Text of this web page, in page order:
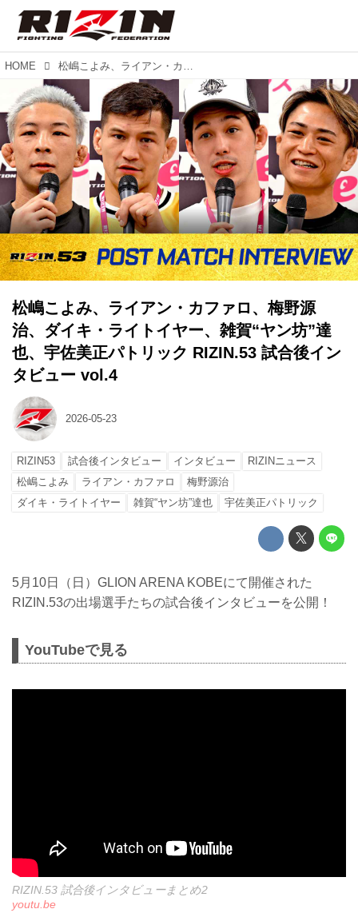
HOME 松嶋こよみ、ライアン・カファロ、梅野源治、ダイキ・ライトイヤー、雑賀“ヤン坊”達也、宇佐美正パトリック RIZIN.53 試合後インタビュー vol.4
松嶋こよみ、ライアン・カファロ、梅野源
治、ダイキ・ライトイヤー、雑賀“ヤン坊”達
也、宇佐美正パトリック RIZIN.53 試合後イン
タビュー vol.4
2026-05-23
RIZIN53 試合後インタビュー インタビュー
RIZINニュース
松嶋こよみ
ライアン・カファロ
梅野源治
ダイキ・ライトイヤー
雑賀“ヤン坊”達也 宇佐美正パトリック
5月10日（日）GLION ARENA KOBEにて開催された
RIZIN.53の出場選手たちの試合後インタビューを公開！
YouTubeで見る
RIZIN.53 試合後インタビューまとめ2
youtu.be